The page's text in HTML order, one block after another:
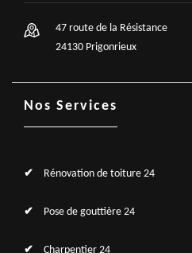
47 route de la Résistance
24130 Prigonrieux
Nos Services
Rénovation de toiture 24
Pose de gouttière 24
Charpentier 24